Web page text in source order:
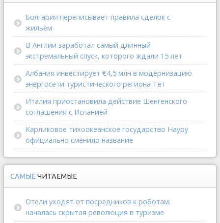
Болгария переписывает правила сделок с
жильём
В Англии заработал самый длинный
экстремальный спуск, которого ждали 15 лет
Албания инвестирует €4,5 млн в модернизацию
энергосети туристического региона Тет
Италия приостановила действие Шенгенского
соглашения с Испанией
Карликовое тихоокеанское государство Науру
официально сменило название
САМЫЕ ЧИТАЕМЫЕ
Отели уходят от посредников к роботам:
началась скрытая революция в туризме